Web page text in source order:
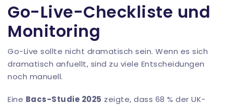
Go-Live-Checkliste und
Monitoring
Go-Live sollte nicht dramatisch sein. Wenn es sich
dramatisch anfuellt, sind zu viele Entscheidungen
noch manuell.
Eine Bacs-Studie 2025 zeigte, dass 68 % der UK-